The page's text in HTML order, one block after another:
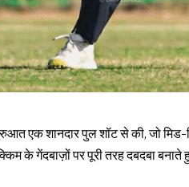
एक शानदार पुल शॉट से की, जो
के गेंदबाज़ों पर पूरी तरह दबदबा बनाते